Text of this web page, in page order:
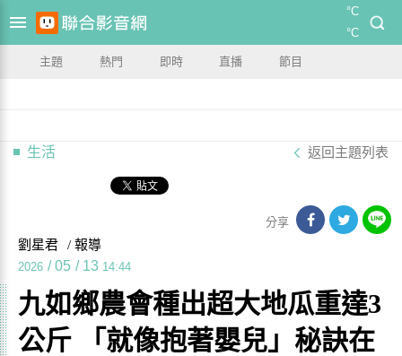
°C
°C
主題 熱門 即時 直播 節目
生活 返回主題列表
分享
劉星君 / 報導
2026 / 05 / 13 14:44
九如鄉農會種出超大地瓜重達3
公斤 「就像抱著嬰兒」秘訣在